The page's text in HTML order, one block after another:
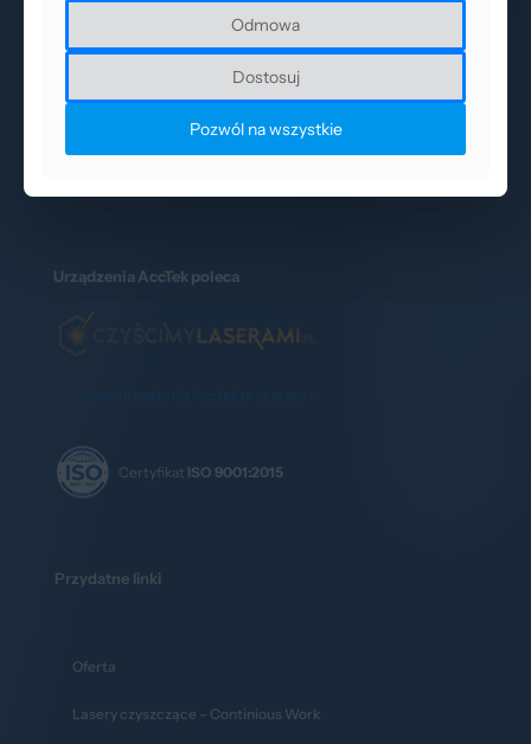
AccTek Group Polska to autoryzowany przedstawiciel i
Urządzenia AccTek poleca
Certyfikat ISO 9001:2015
Przydatne linki
Oferta
Lasery czyszczące – Continious Work
Odmowa
Dostosuj
Pozwól na wszystkie
Odmowa
Dostosuj
Pozwól na wszystkie